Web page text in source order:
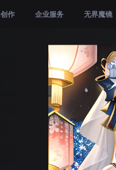
作 企业服务 无界魔镜